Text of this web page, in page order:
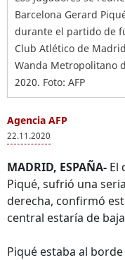
Barcelona Gerard
durante el partido de
Club Atlético de
Wanda Metropolitano
2020. Foto: AFP
Agencia AFP
22.11.2020
MADRID, ESPAÑA- El
Piqué, sufrió una
derecha, confirmó
central estaría de
Piqué estaba al